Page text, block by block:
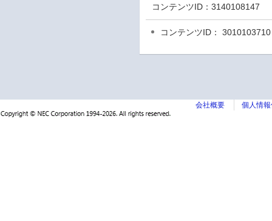
コンテンツID：3140108147
コンテンツID： 3010103710
会社概要 個人情